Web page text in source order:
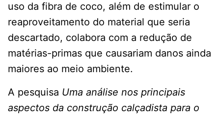
uso da fibra de coco, além de estimular o
reaproveitamento do material que seria
descartado, colabora com a redução de
matérias-primas que causariam danos ainda
maiores ao meio ambiente.
A pesquisa Uma análise nos principais
aspectos da construção calçadista para o